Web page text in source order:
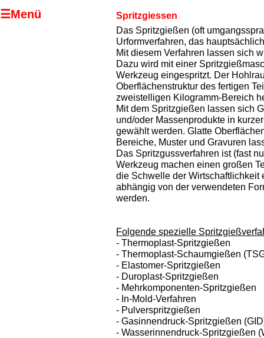
Spritzgiessen
Das Spritzgießen (oft
Urformverfahren, das
Mit diesem Verfahren lassen sich
Dazu wird mit einer
Werkzeug eingespritzt. Der
Oberflächenstruktur des fertigen
zweistelligen Kilogramm-Bereich
Mit dem Spritzgießen lassen sich
und/oder Massenprodukte in
gewählt werden. Glatte
Bereiche, Muster und Gravuren
Das Spritzgussverfahren ist (fast
Werkzeug machen einen großen
die Schwelle der Wirtschaftlichkeit
abhängig von der verwendeten
werden.
Folgende spezielle
- Thermoplast-Spritzgießen
- Thermoplast-Schaumgießen
- Elastomer-Spritzgießen
- Duroplast-Spritzgießen
- Mehrkomponenten-Spritzgießen
- In-Mold-Verfahren
- Pulverspritzgießen
- Gasinnendruck-Spritzgießen
- Wasserinnendruck-Spritzgießen
☰Menü